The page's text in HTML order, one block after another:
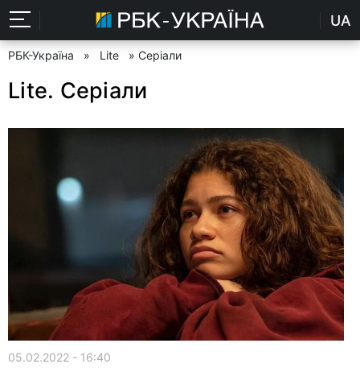
UA
РБК-Україна » Lite » Серіали
Lite. Серіали
05.02.2022 - 16:40